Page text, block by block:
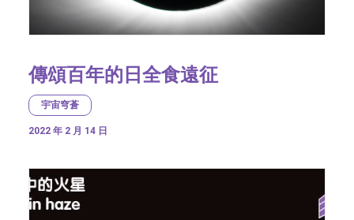
傳頌百年的日全食遠征
宇宙穹蒼
2022 年 2 月 14 日